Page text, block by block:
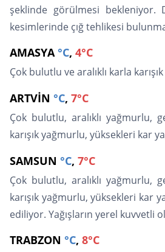
şeklinde görülmesi bekleniyor.
kesimlerinde çığ tehlikesi
AMASYA °C, 4°C
Çok bulutlu ve aralıklı karla
ARTVİN °C, 7°C
Çok bulutlu, aralıklı yağmurlu,
karışık yağmurlu, yüksekleri kar
SAMSUN °C, 7°C
Çok bulutlu, aralıklı yağmurlu,
karışık yağmurlu, yüksekleri kar
ediliyor. Yağışların yerel kuvvetli
TRABZON °C, 8°C